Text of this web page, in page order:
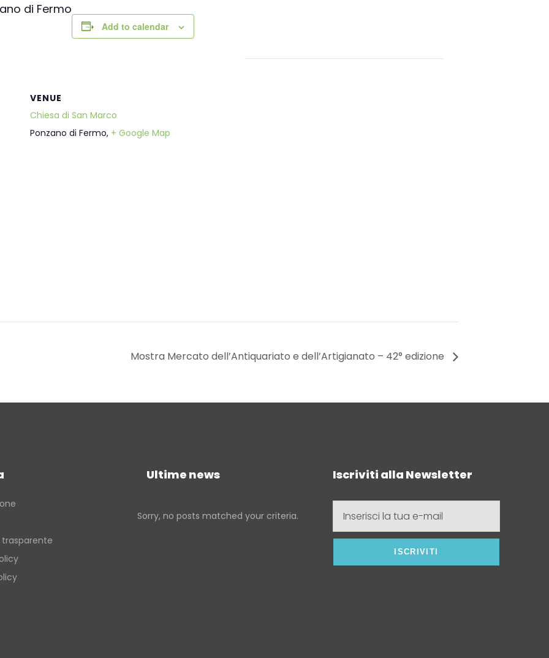
di Fermo
Add to calendar
VENUE
Chiesa di San Marco
Ponzano di Fermo, + Google Map
Mostra Mercato dell’Antiquariato e dell’Artigianato – 42° edizione
Ultime news
Sorry, no posts matched your criteria.
Iscriviti alla Newsletter
tua
mail